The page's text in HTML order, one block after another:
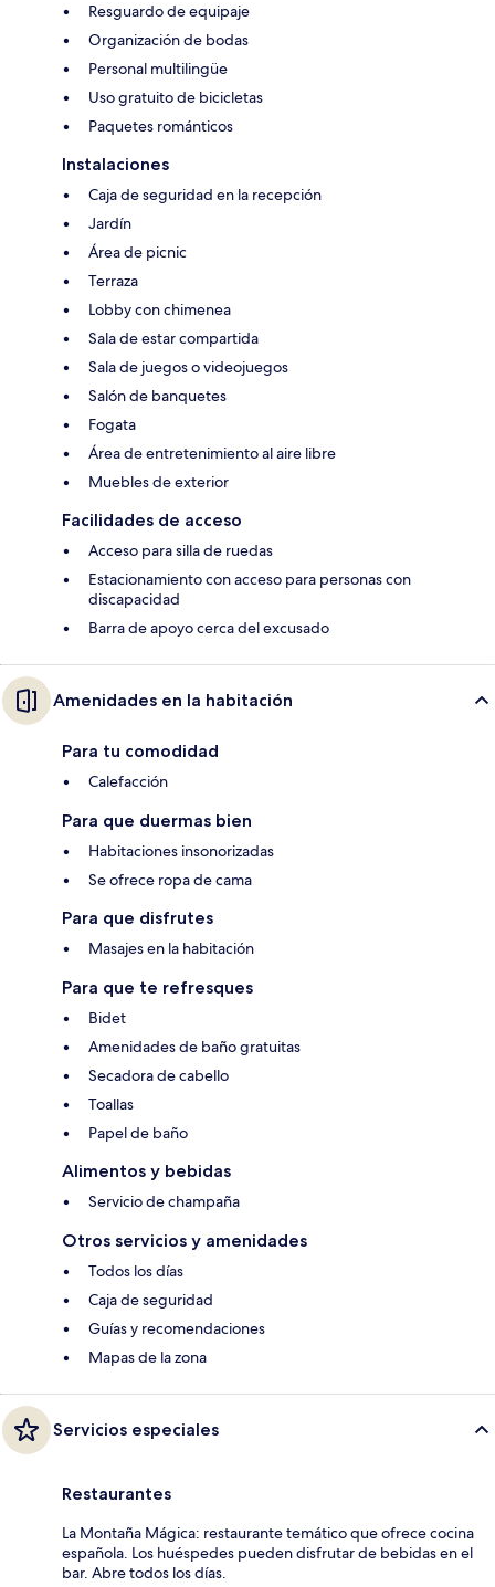
Resguardo de equipaje
Organización de bodas
Personal multilingüe
Uso gratuito de bicicletas
Paquetes románticos
Instalaciones
Caja de seguridad en la recepción
Jardín
Área de picnic
Terraza
Lobby con chimenea
Sala de estar compartida
Sala de juegos o videojuegos
Salón de banquetes
Fogata
Área de entretenimiento al aire libre
Muebles de exterior
Facilidades de acceso
Acceso para silla de ruedas
Estacionamiento con acceso para personas con
discapacidad
Barra de apoyo cerca del excusado
Amenidades en la habitación
Para tu comodidad
Calefacción
Para que duermas bien
Habitaciones insonorizadas
Se ofrece ropa de cama
Para que disfrutes
Masajes en la habitación
Para que te refresques
Bidet
Amenidades de baño gratuitas
Secadora de cabello
Toallas
Papel de baño
Alimentos y bebidas
Servicio de champaña
Otros servicios y amenidades
Todos los días
Caja de seguridad
Guías y recomendaciones
Mapas de la zona
Servicios especiales
Restaurantes
La Montaña Mágica: restaurante temático que ofrece cocina
española. Los huéspedes pueden disfrutar de bebidas en el
bar. Abre todos los días.